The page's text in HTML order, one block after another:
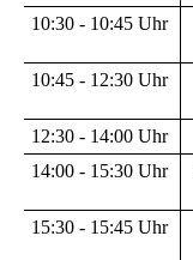
10:30 - 10:45 Uhr
10:45 - 12:30 Uhr
12:30 - 14:00 Uhr
14:00 - 15:30 Uhr
15:30 - 15:45 Uhr